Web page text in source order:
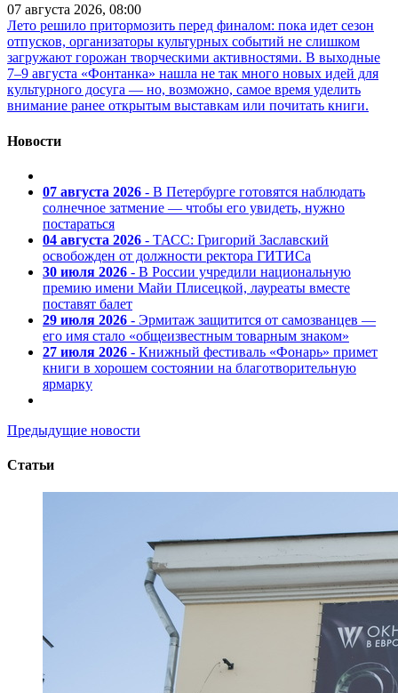
07 августа 2026, 08:00
Лето решило притормозить перед финалом: пока идет сезон
отпусков, организаторы культурных событий не слишком
загружают горожан творческими активностями. В выходные
7–9 августа «Фонтанка» нашла не так много новых идей для
культурного досуга — но, возможно, самое время уделить
внимание ранее открытым выставкам или почитать книги.
Новости
07 августа 2026 - В Петербурге готовятся наблюдать
солнечное затмение — чтобы его увидеть, нужно
постараться
04 августа 2026 - ТАСС: Григорий Заславский
освобожден от должности ректора ГИТИСа
30 июля 2026 - В России учредили национальную
премию имени Майи Плисецкой, лауреаты вместе
поставят балет
29 июля 2026 - Эрмитаж защитится от самозванцев —
его имя стало «общеизвестным товарным знаком»
27 июля 2026 - Книжный фестиваль «Фонарь» примет
книги в хорошем состоянии на благотворительную
ярмарку
Предыдущие новости
Статьи